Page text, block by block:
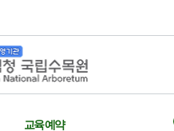
교육 예약